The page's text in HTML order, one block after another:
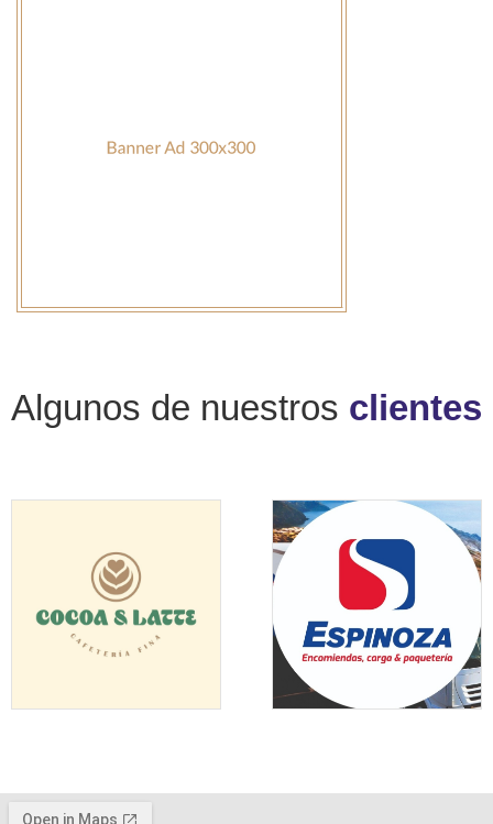
Algunos de nuestros clientes